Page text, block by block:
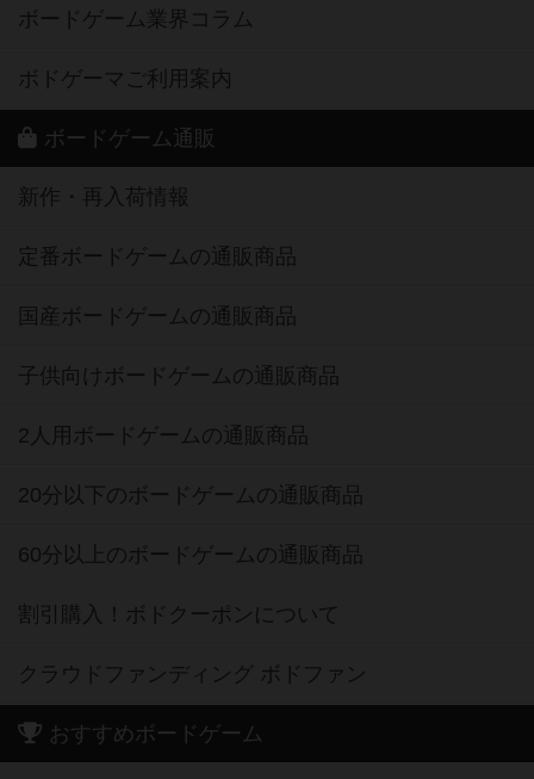
ボードゲーム業界コラム
ボドゲーマご利用案内
ボードゲーム通販
新作・再入荷情報
定番ボードゲームの通販商品
国産ボードゲームの通販商品
子供向けボードゲームの通販商品
2人用ボードゲームの通販商品
20分以下のボードゲームの通販商品
60分以上のボードゲームの通販商品
割引購入！ボドクーポンについて
クラウドファンディング ボドファン
おすすめボードゲーム